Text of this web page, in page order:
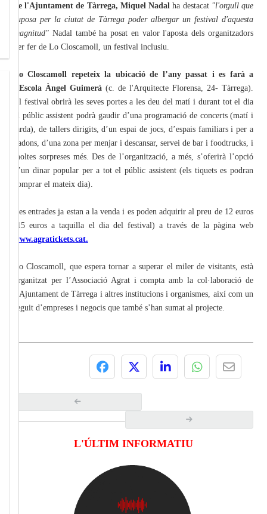
de l'Ajuntament de Tàrrega, Miquel Nadalha destacat "l'orgull que
suposa per la ciutat de Tàrrega poder albergar un festival d'aquesta
magnitud" Nadal també ha posat en valor l'aposta dels organitzadors
per fer de Lo Closcamoll, un festival inclusiu.
Lo Closcamoll repeteix la ubicació de l’any passat i es farà a
l’Escola Àngel Guimerà (c. de l'Arquitecte Florensa, 24- Tàrrega).
El festival obrirà les seves portes a les deu del matí i durant tot el dia
el públic assistent podrà gaudir d’una programació de concerts (matí i
tarda), de tallers dirigits, d’un espai de jocs, d’espais familiars i per a
nadons, d’una zona per menjar i descansar, servei de bar i foodtrucks, i
moltes sorpreses més. Des de l’organització, a més, s’oferirà l’opció
d’un dinar popular per a tot el públic assistent (els tiquets es podran
comprar el mateix dia).
Les entrades ja estan a la venda i es poden adquirir al preu de 12 euros
(15 euros a taquilla el dia del festival) a través de la pàgina web
www.agratickets.cat.
Lo Closcamoll, que espera tornar a superar el miler de visitants, està
organitzat per l’Associació Agrat i compta amb la col·laboració de
l’Ajuntament de Tàrrega i altres institucions i organismes, així com un
seguit d’empreses i negocis que també s’han sumat al projecte.
L'ÚLTIM INFORMATIU